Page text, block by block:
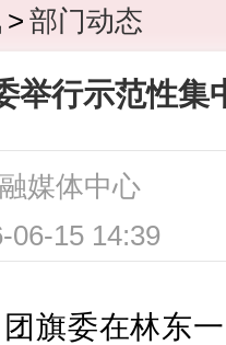
> 部门动态
举行示范性集
媒体中心
06-15 14:39
旗委在林东